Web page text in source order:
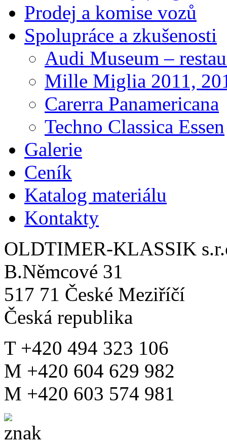
Prodej a komise vozů
Spolupráce a zkušenosti
Audi Museum –
Mille Miglia 2011,
Carerra Panamericana
Techno Classica Essen
Galerie
Ceník
Katalog materiálu
Kontakty
OLDTIMER-KLASSIK
B.Němcové 31
517 71 České Meziříčí
Česká republika
T +420 494 323 106
M +420 604 629 982
M +420 603 574 981